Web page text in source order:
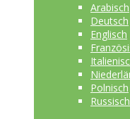
Arabisch
Deutsch
Englisch
Polnisch
Russisch